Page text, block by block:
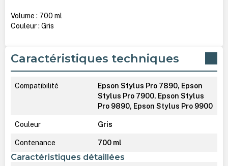
Volume : 700 ml
Couleur : Gris
Caractéristiques techniques
Compatibilité
Epson Stylus Pro 7890, Epson
Stylus Pro 7900, Epson Stylus
Pro 9890, Epson Stylus Pro 9900
Couleur Gris
Contenance 700 ml
Caractéristiques détaillées